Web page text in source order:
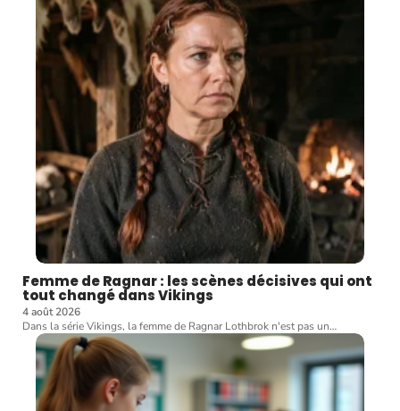
Femme de Ragnar : les scènes décisives qui ont
tout changé dans Vikings
4 août 2026
Dans la série Vikings, la femme de Ragnar Lothbrok n'est pas un…